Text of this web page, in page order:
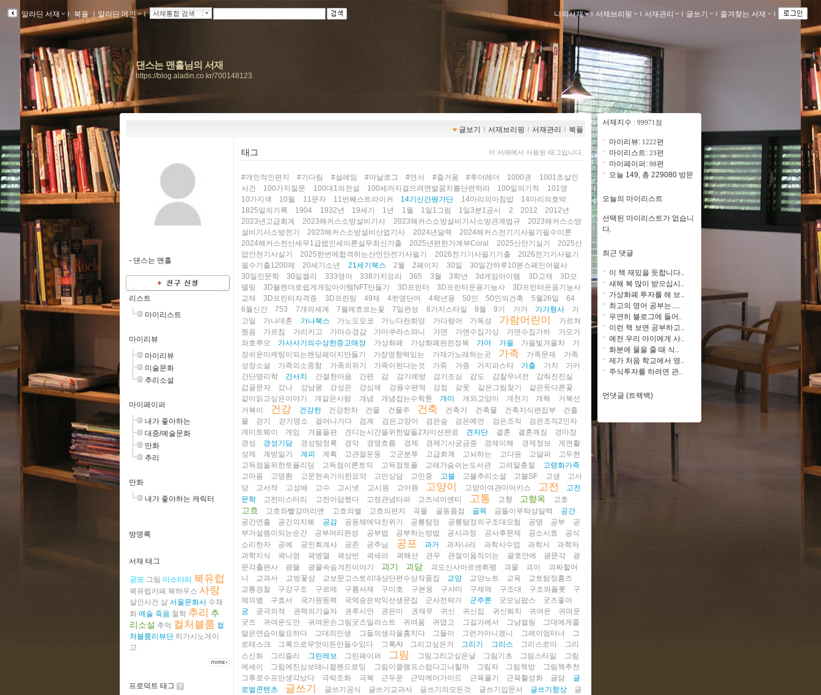
알라딘 서재 ｌ 북플 ｌ알라딘 메인 ｌ 서재통합 검색 나의서재 ｌ 서재브리핑 ｌ 서재관리 ｌ 글쓰기 ｌ 즐겨찾는 서재 ｌ
댄스는 맨홀님의 서재
https://blog.aladin.co.kr/700148123
글보기 ｌ 서재브리핑 ｌ 서재관리 ｌ 북플
- 댄스는 맨홀
리스트
마이리스트
마이리뷰
마이리뷰
미술문화
추리소설
마이페이퍼
내가 좋아하는
대중/예술문화
만화
추리
만화
내가 좋아하는 캐릭터
방명록
서재 태그
공포 그림 미스터리 북유럽
북유럽카페 북하우스 사랑
살인사건 삶 서울문화사 수채
화 예술 죽음 철학 추리 추
리소설 추억 컬처블룸 컬
처블룸리뷰단 히가시노게이
고
프로덕트 태그
태그 이 서재에서 사용된 태그입니다.
#개인적인편지 #기다림 #설레임 #아날로그 #연서 #즐거움 #투더레더 1000권
1001초살인
사건
100가지질문 100대1의전설 100세까지걸으려면발꿈치를단련하라 100일의기적
101명
10가지색
10월 11문자 11번째스트라이커 14기신간평가단 14마리의아침밥
14마리의호박
1825일의기록
1904 1932년 19세기 1년 1월 1일1그림 1일3분1공시 2 2012
2012년
2023년고급회계
2023해커스소방설비기사 2023해커스소방설비기사소방관계법규
2023해커스소방
설비기사소방전기
2023해커스소방설비산업기사 2024년달력
2024해커스전기기사필기필수이론
2024해커스전산세무1급법인세이론실무최신기출
2025년편한가계부Coral 2025산안기실기
2025산
업안전기사실기
2025한번에합격하는산언안전기사필기 2026전기기사필기기출
2026전기기사필기
필수기출1200제
20세기소년 21세기북스 2월 2페이지 30일
30일간하루10분스페인어필사
30일인문학
30일캘리 333영어 338가지요리 365 3월 3학년 3d게임아이템 3D교재
3D모
델링
3D블렌더로쉽게게임아이템NFT만들기 3D프린터 3D프린터운용기능사
3D프린터운용기능사
교재
3D프린터자격증 3D프린팅 49재 4컷영단어 4학년용 50인 50인의건축 5월26일
64
6월신간
753 7개의세계 7월에흐르는꽃 7일완성 8가지스타일 8월 9기 가가 가가형사
가
고일
가나데혼 가나북스 가노도모코 가느다란희망 가다랑어 가독성 가람어린이
가르쳐
줬음
가르침 가리키고 가마슈경감 가마쿠라스와니 가면 가면수집가상 가면수집가하
가모가
와호루모
가사사기의수상한중고매장 가상화페 가상화폐완전정복 가야 가을 가을빛겨울차
가
장쉬운마케팅이되는랜딩페이지만들기
가장영향력있는 가재가노래하는곳 가족 가족문제
가족
성장소설
가족의소중함 가족의위기 가족이된다는것 가죽 가증 가지파스타 가출 가치
가카
간단명리학
간서치 간절한마음 간편 감 감기예방 감기조심 감도 감찰무녀전
감춰진진실
갑골문자
갔나 강남몽 강성은 강심제 강용수편역 강점 갖옷 같은그림찾기
같은듯다른꽃
같이읽고싶은이야기
개같은사람 개념 개념잡는수학툰 개미 개와고양이 개천기 개혁
거북선
거북이
건강 건강한 건강한차 건물 건물주 건축 건축가 건축물 건축지식편집부
건출
물
걷기 걷기명소 걸어나가다 검계 검은고양이 검은숲 검은예언 검은조직
검은조직2인자
게이트웨이
게임 겨울들판 견디는시간을위한말들2차미션완료 견자단 결혼 결혼깨짐
경마장
경성
경성기담 경성탐정록 경악 경영흐름 경제 경제기사궁금증 경제이해 경제정보
계면활
성제
계방일기 계피 계획 고관절운동 고군분투 고급회계 고뇌하는 고다윤 고달퍼
고두현
고득점을위한토플리딩
고득점이론토익 고득점토플 고래가숨쉬는도서관 고려말충절
고령화가족
고마움
고명환 고문헌속기이한묘약 고민상담 고민중 고블 고블추리소설 고블SF 고생
고서
당
고서적 고성배 고수 고시넷 고시원 고아원 고양이 고양이여관미아키스 고전
고전
문학
고전미스터리 고전이답했다 고정관념타파 고즈넉이엔티 고통 고향 고향옥 고호
고흐 고흐와빨강머리앤 고흐의별 고흐의편지 곡물 골동품점 골목 곰돌이푸탁상달력
공간
공간연출
공간의지혜 공감 공동체에닥친위기 공룡탐정 공룡탐정의구조대모험 공명 공부
공
부가설렘이되는순간
공부머리완성 공부법 공부하는방법 공사과정 공사후문제 공소시효
공식
소리한자
공예 공인회계사 공존 공주님 공포 과거 과자나라 과학사수업 과학서
과학자
과학지식
곽나영 곽병열 곽상빈 곽세라 곽해선 관우 관절이움직이는 괄호안에 광문각
광
문각출판사
광물 광물속숨겨진이야기 괴기 괴담 괴도신사아르센뤼팽 괴물 괴이
괴짜할머
니
교과서 교방꽃상 교보문고스토리대상단편수상작품집 교양 교양노트 교육
교토탐정홈즈
교통경찰
구강구조 구르메 구름서재 구미호 구본웅 구샤미 구제역 구조대 구조와플롯
구
체의뱀
구효서 국가원동력 국역송은박익선생문집 군사전략가 군주론 굿모닝팝스
굿즈좋아
궁
궁극의적 권력의기술자 권루시안 권은미 권재우 귀신 귀신집 귀신퇴치 귀여운
귀여운
굿즈
귀여운도안 귀여운손그림굿즈일러스트 귀여움 귀엽고 그길가에서 그냥컬링
그대에게줄
말은연습이필요하다
그대의인생 그들의생각을훔치다 그들이 그런거아니겠니 그레이엄터너
그
로테스크
그록으로무엇이든만들수있다 그록AI 그리고싶은거 그리기 그리스 그리스로마
그리
스신화
그리즐리 그린레보 그린페이퍼 그림 그림그리고싶은날 그림기초 그림스타일
그림
에세이
그림에진심보태니컬펜드로잉 그림이클램프스럽다고나할까 그림자 그림책방
그림책추천
그후로수프만생각났다
극락조화 극복 근두운 근막케어가이드 근육풀기 근육활성화 글담
글
로벌콘텐츠
글쓰기 글쓰기공식 글쓰기교과서 글쓰기의모든것 글쓰기입문서 글쓰기향상
글
서재지수 : 99971점
마이리뷰: 1222편
마이리스트: 23편
마이페이퍼: 98편
오늘 149, 총 229080 방문
오늘의 마이리스트
선택된 마이리스트가 없습니
다.
최근 댓글
이 책 재밌을 듯합니다..
새해 복 많이 받으십시..
가상화폐 투자를 해 보..
최고의 영어 공부는.....
우연히 블로그에 들어..
이런 책 보면 공부하고..
예전 우리 아이에게 사..
화분에 물을 줄 때 식..
제가 처음 학교에서 영..
주식투자를 하려면 관..
먼댓글 (트랙백)